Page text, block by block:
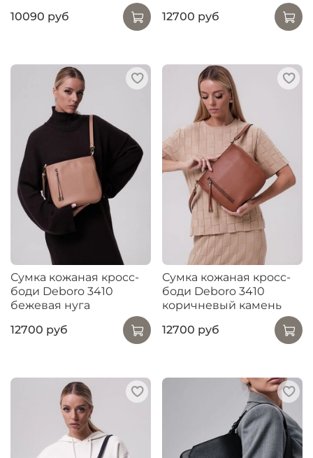
10090 руб
12700 руб
Сумка кожаная кросс-
боди Deboro 3410
бежевая нуга
12700 руб
Сумка кожаная кросс-
боди Deboro 3410
коричневый камень
12700 руб